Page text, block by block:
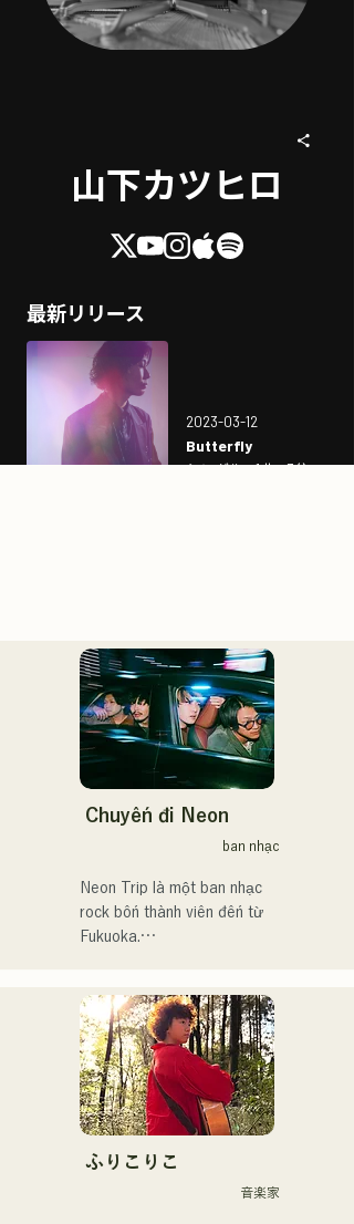
Chuyến đi Neon
ban nhạc
Neon Trip là một ban nhạc
rock bốn thành viên đến từ
Fukuoka.
albatross thành Neon Trip
vào tháng 11 năm 2023.
Tinh hoa nhạc pop rock
được thổi hồn vào những ca
khúc hoài niệm, do giọng ca
kiêm nghệ sĩ guitar Yuma
ふりこりこ
音楽家